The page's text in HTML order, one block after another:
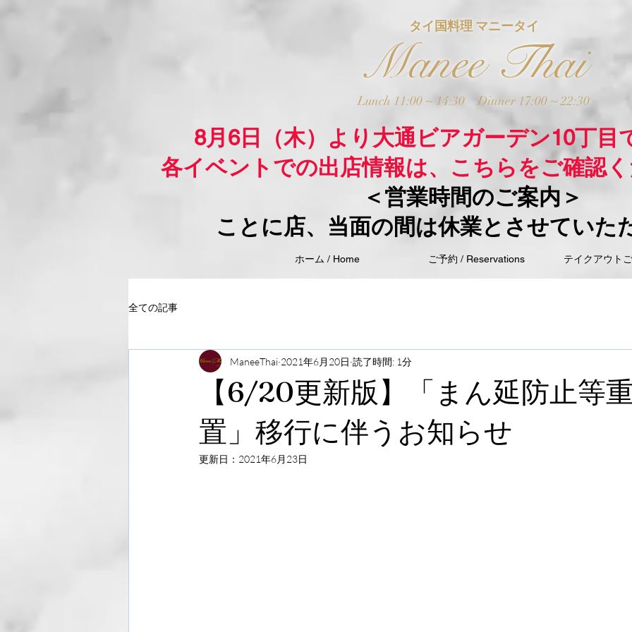
タイ国料理 マニータイ
Manee Thai
Lunch 11:00 ~ 14:30 Dinner 17:00 ~ 22:30
8月6日（木）より大通ビアガーデン10丁目
各イベントでの出店情報は、こちらをご確認
＜営業時間のご案内＞
ことに店、当面の間は休業とさせていた
ホーム / Home ご予約 / Reservations テイクアウト
全ての記事
【6/20更新版】「まん延防止等
置」移行に伴うお知らせ
ManeeThai 2021年6月20日 読了時間: 1分
更新日： 2021年6月23日